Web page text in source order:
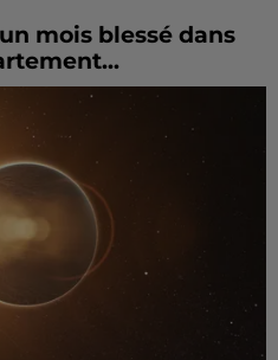
mois blessé dans